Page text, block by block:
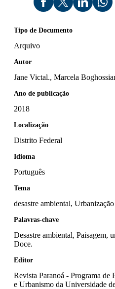
Tipo de Documento
Arquivo
Autor
Jane Victal., Marcela
Ano de publicação
2018
Localização
Distrito Federal
Idioma
Português
Tema
desastre ambiental, Urbanização
Palavras-chave
Desastre ambiental, Paisagem,
Doce.
Editor
Revista Paranoá - Programa de
e Urbanismo da Universidade